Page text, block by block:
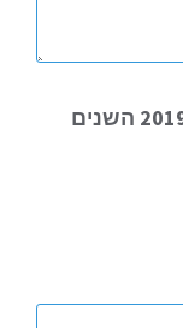
סיימת לימודי תואר בין 2019-2014 השנים